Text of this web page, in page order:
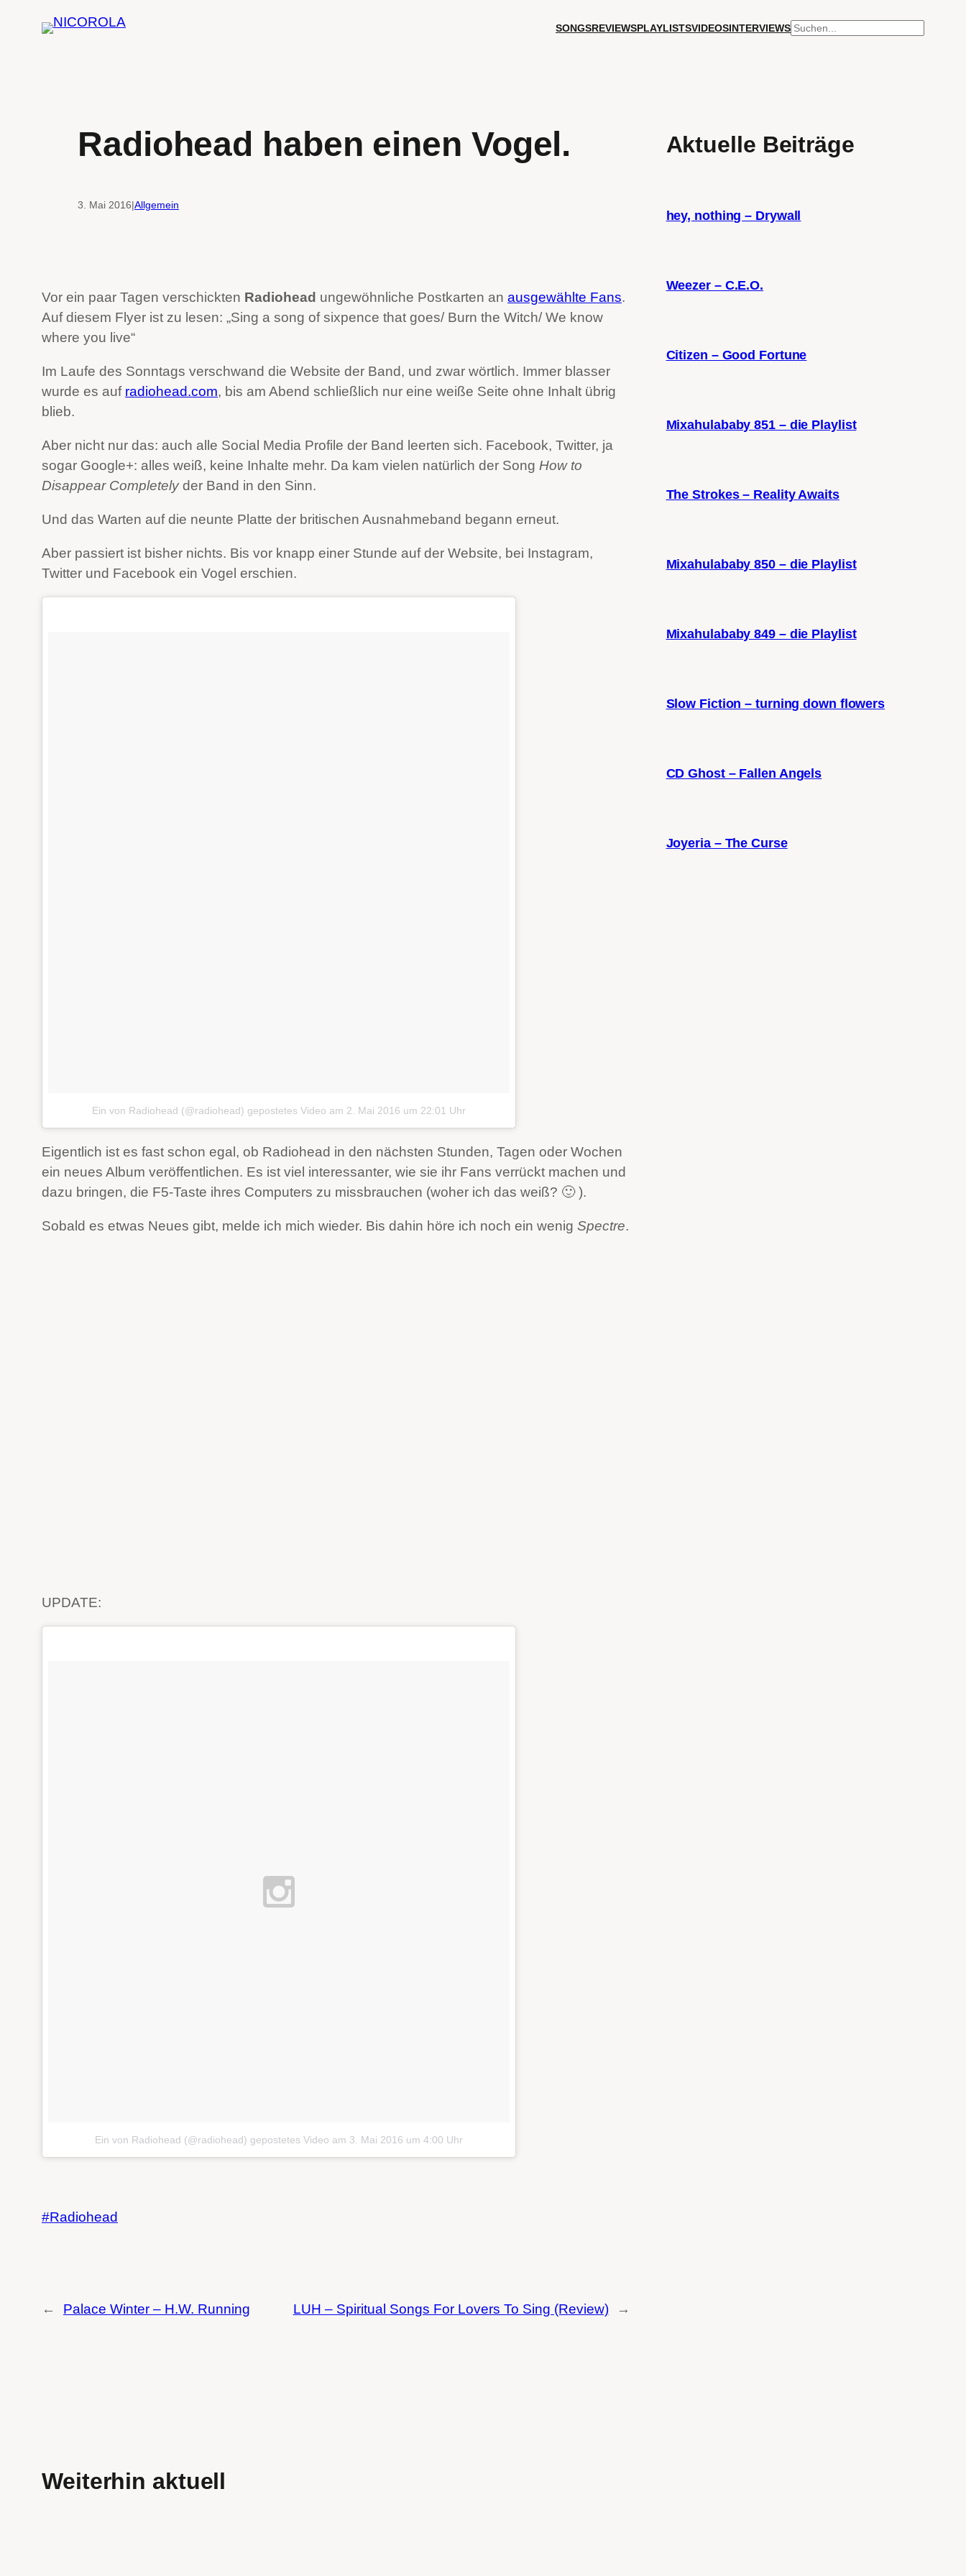
SONGSREVIEWSPLAYLISTSVIDEOSINTERVIEWSSUCHEN
Radiohead haben einen Vogel.
3. Mai 2016|Allgemein
Vor ein paar Tagen verschickten Radiohead ungewöhnliche Postkarten an ausgewählte Fans.
Auf diesem Flyer ist zu lesen: „Sing a song of sixpence that goes/ Burn the Witch/ We know
where you live“
Im Laufe des Sonntags verschwand die Website der Band, und zwar wörtlich. Immer blasser
wurde es auf radiohead.com, bis am Abend schließlich nur eine weiße Seite ohne Inhalt übrig
blieb.
Aber nicht nur das: auch alle Social Media Profile der Band leerten sich. Facebook, Twitter, ja
sogar Google+: alles weiß, keine Inhalte mehr. Da kam vielen natürlich der Song How to
Disappear Completelyder Band in den Sinn.
Und das Warten auf die neunte Platte der britischen Ausnahmeband begann erneut.
Aber passiert ist bisher nichts. Bis vor knapp einer Stunde auf der Website, bei Instagram,
Twitter und Facebook ein Vogel erschien.
Ein von Radiohead (@radiohead) gepostetes Video am 2. Mai 2016 um 22:01 Uhr
Eigentlich ist es fast schon egal, ob Radiohead in den nächsten Stunden, Tagen oder Wochen
ein neues Album veröffentlichen. Es ist viel interessanter, wie sie ihr Fans verrückt machen und
dazu bringen, die F5-Taste ihres Computers zu missbrauchen (woher ich das weiß? 🙂 ).
Sobald es etwas Neues gibt, melde ich mich wieder. Bis dahin höre ich noch ein wenig Spectre.
UPDATE:
Ein von Radiohead (@radiohead) gepostetes Video am 3. Mai 2016 um 4:00 Uhr
Radiohead
← Palace Winter – H.W. Running LUH – Spiritual Songs For Lovers To Sing (Review) →
Aktuelle Beiträge
hey, nothing – Drywall
Weezer – C.E.O.
Citizen – Good Fortune
Mixahulababy 851 – die Playlist
The Strokes – Reality Awaits
Mixahulababy 850 – die Playlist
Mixahulababy 849 – die Playlist
Slow Fiction – turning down flowers
CD Ghost – Fallen Angels
Joyeria – The Curse
Weiterhin aktuell